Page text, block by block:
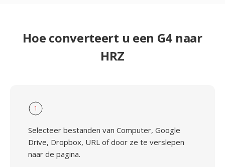
Hoe converteert u een G4 naar
HRZ
1
Selecteer bestanden van Computer, Google
Drive, Dropbox, URL of door ze te verslepen
naar de pagina.